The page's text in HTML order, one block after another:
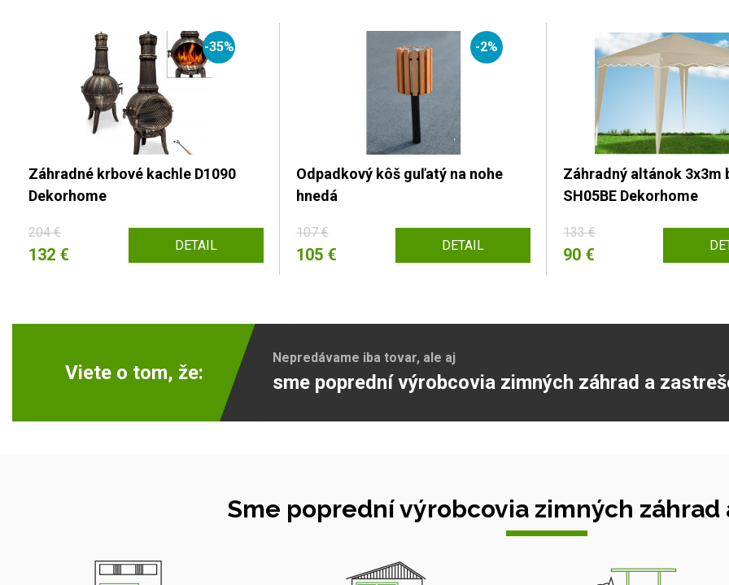
-35%
Záhradné krbové kachle D1090
Dekorhome
204 €
132 € DETAIL
-2%
Odpadkový kôš guľatý na nohe
hnedá
107 €
105 € DETAIL
Záhradný altánok 3x3m
SH05BE Dekorhome
133 €
90 €
Viete o tom, že:
Nepredávame iba tovar, ale aj
sme poprední výrobcovia zimných záhrad a
Sme poprední výrobcovia zimných záhrad